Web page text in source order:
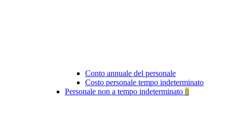
Conto annuale del personale
Costo personale tempo indeterminato
Personale non a tempo indeterminato 8